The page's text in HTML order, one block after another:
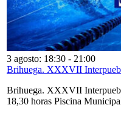
3 agosto: 18:30 - 21:00
Brihuega. XXXVII
Brihuega. XXXVII
18,30 horas Piscina